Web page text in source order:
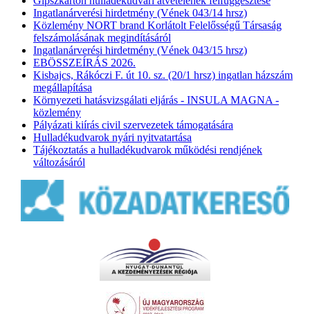
Ingatlanárverési hirdetmény (Vének 043/14 hrsz)
Közlemény NORT brand Korlátolt Felelősségű Társaság
felszámolásának megindításáról
Ingatlanárverési hirdetmény (Vének 043/15 hrsz)
EBÖSSZEÍRÁS 2026.
Kisbajcs, Rákóczi F. út 10. sz. (20/1 hrsz) ingatlan házszám
megállapítása
Környezeti hatásvizsgálati eljárás - INSULA MAGNA -
közlemény
Pályázati kiírás civil szervezetek támogatására
Hulladékudvarok nyári nyitvatartása
Tájékoztatás a hulladékudvarok működési rendjének
változásáról